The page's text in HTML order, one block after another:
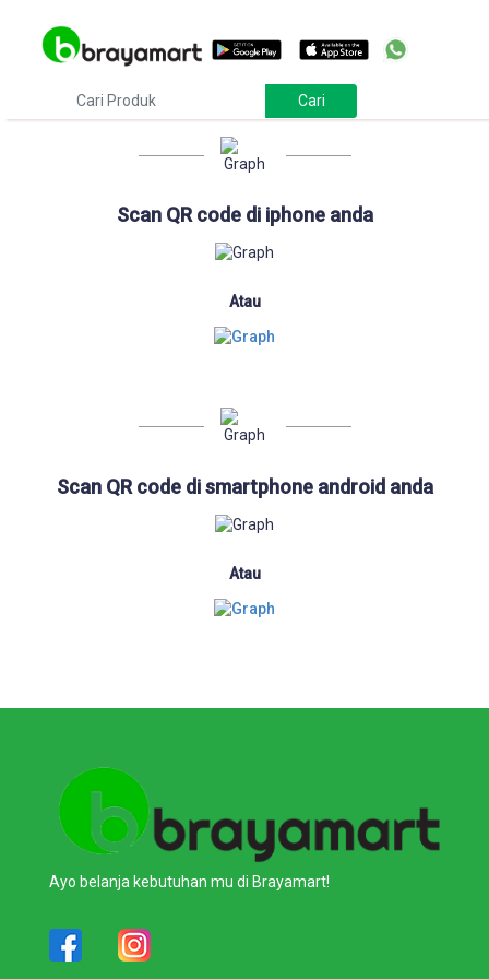
Download
Scan QR code di iphone anda
Atau
Scan QR code di smartphone android anda
Atau
Ayo belanja kebutuhan mu di Brayamart!